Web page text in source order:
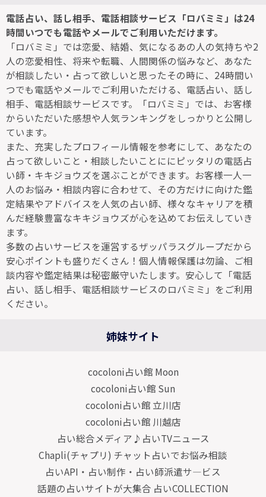
電話占い、話し相手、電話相談サービス「ロバミミ」は24
時間いつでも電話やメールでご利用いただけます。
「ロバミミ」では恋愛、結婚、気になるあの人の気持ちや2
人の恋愛相性、将来や転職、人間関係の悩みなど、あなた
が相談したい・占って欲しいと思ったその時に、24時間い
つでも電話やメールでご利用いただける、電話占い、話し
相手、電話相談サービスです。「ロバミミ」では、お客様
からいただいた感想や人気ランキングをしっかりと公開し
ています。
また、充実したプロフィール情報を参考にして、あなたの
占って欲しいこと・相談したいことににピッタリの電話占
い師・キキジョウズを選ぶことができます。お客様一人一
人のお悩み・相談内容に合わせて、その方だけに向けた鑑
定結果やアドバイスを人気の占い師、様々なキャリアを積
んだ経験豊富なキキジョウズが心を込めてお伝えしていき
ます。
多数の占いサービスを運営するザッパラスグループだから
安心ポイントも盛りだくさん！個人情報保護は勿論、ご相
談内容や鑑定結果は秘密厳守いたします。安心して「電話
占い、話し相手、電話相談サービスのロバミミ」をご利用
ください。
姉妹サイト
cocoloni占い館 Moon
cocoloni占い館 Sun
cocoloni占い館 立川店
cocoloni占い館 川越店
占い総合メディア♪占いTVニュース
Chapli(チャプリ) チャット占いでお悩み相談
占いAPI・占い制作・占い師派遣サ―ビス
話題の占いサイトが大集合 占いCOLLECTION